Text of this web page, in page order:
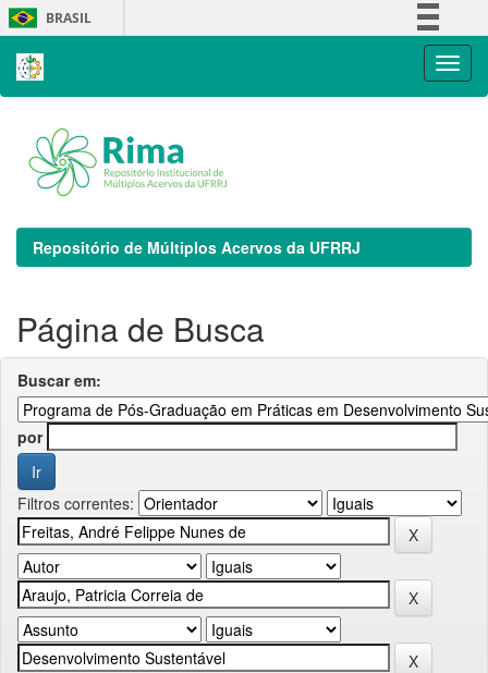
Skip
navigation
BRASIL
Repositório de Múltiplos Acervos da UFRRJ
Página de Busca
Buscar em:
por
Filtros correntes: